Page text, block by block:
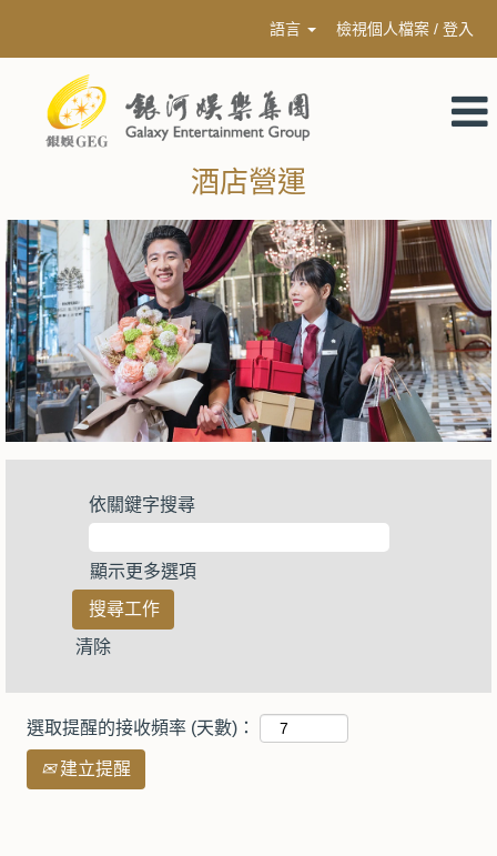
語言 檢視個人檔案 / 登入
酒店營運
依關鍵字搜尋
顯示更多選項
清除
選取提醒的接收頻率 (天數)：
建立提醒